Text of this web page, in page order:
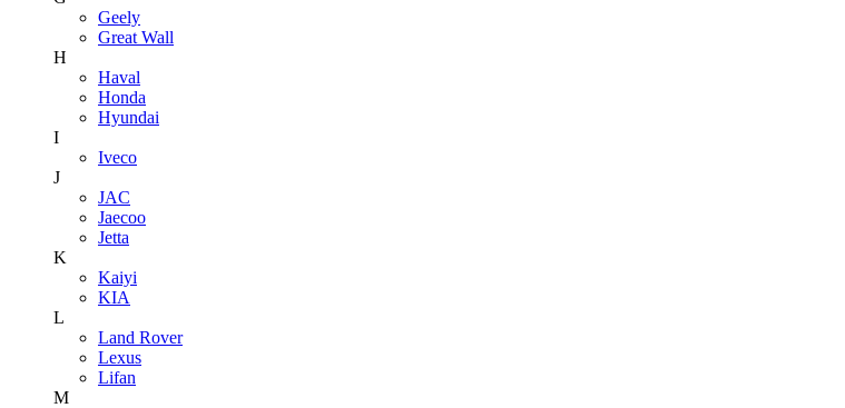
Geely
Great Wall
H
Haval
Honda
Hyundai
I
Iveco
J
JAC
Jaecoo
Jetta
K
Kaiyi
KIA
L
Land Rover
Lexus
Lifan
M